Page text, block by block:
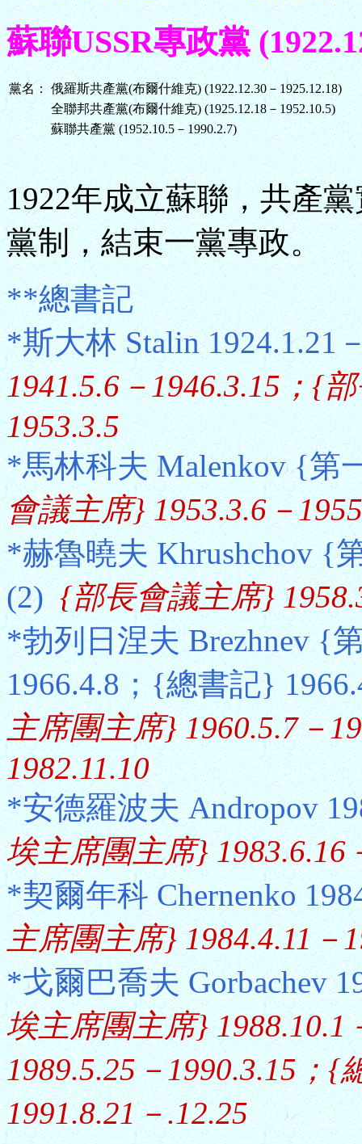
蘇聯USSR專政黨
黨名： 俄羅斯共產黨(布爾什維克) (1922.12.30－1925.12.18)
全聯邦共產黨(布爾什維克) (1925.12.18－1952.10.5)
蘇聯共產黨 (1952.10.5－1990.2.7)
1922年成立蘇聯，共產
黨制，結束一黨專政。
**總書記
*斯大林 Stalin 1924.1.21
1941.5.6－1946.3.15；{
1953.3.5
*馬林科夫 Malenkov {第
會議主席} 1953.3.6－
*赫魯曉夫 Khrushchov {
(2){部長會議主席}
*勃列日涅夫 Brezhnev {
1966.4.8；{總書記}
主席團主席} 1960.5.7－
1982.11.10
*安德羅波夫 Andropov
埃主席團主席} 1983.6.16
*契爾年科 Chernenko
主席團主席} 1984.4.11－
*戈爾巴喬夫 Gorbachev
埃主席團主席}
1989.5.25－1990.3.15；{
1991.8.21－.12.25